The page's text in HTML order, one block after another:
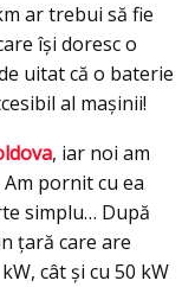
ar trebui să fie
își doresc o
uitat că o baterie
al maşinii!
, iar noi am
pornit cu ea
simplu… După
țară care are
cât și cu 50 kW